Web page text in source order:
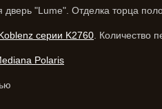
дверь "Lume". Отделка торца
серии K2760 . Количество
Polaris